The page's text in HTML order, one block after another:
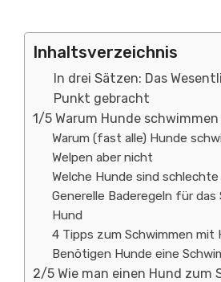
Inhaltsverzeichnis
In drei Sätzen: Das
Punkt gebracht
1/5 Warum Hunde
Warum (fast alle) Hunde
Welpen aber nicht
Welche Hunde sind
Generelle Baderegeln für das
Hund
4 Tipps zum Schwimmen mit
Benötigen Hunde eine
2/5 Wie man einen Hund zum